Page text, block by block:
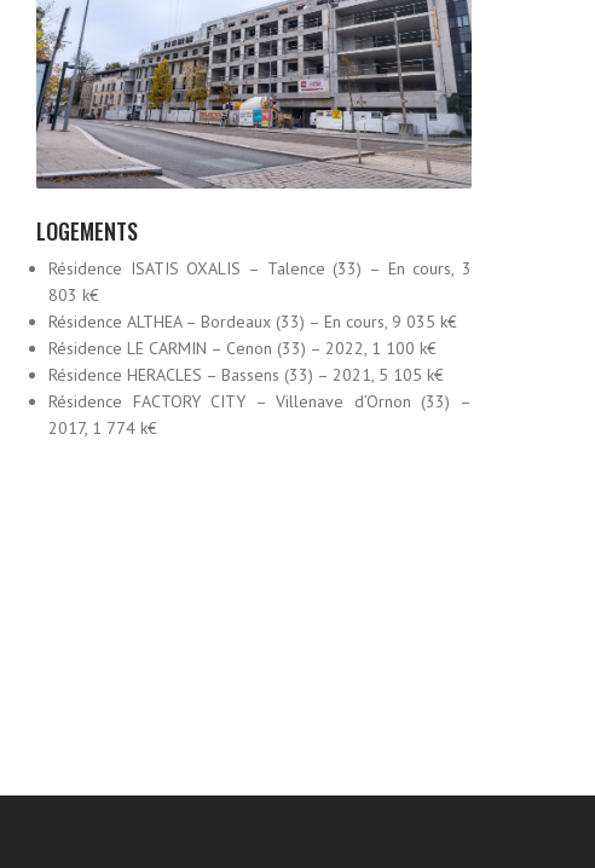
LOGEMENTS
Résidence ISATIS OXALIS – Talence (33) – En cours, 3
803 k€
Résidence ALTHEA – Bordeaux (33) – En cours, 9 035 k€
Résidence LE CARMIN – Cenon (33) – 2022, 1 100 k€
Résidence HERACLES – Bassens (33) – 2021, 5 105 k€
Résidence FACTORY CITY – Villenave d’Ornon (33) –
2017, 1 774 k€